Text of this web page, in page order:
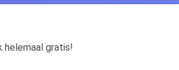
helemaal gratis!